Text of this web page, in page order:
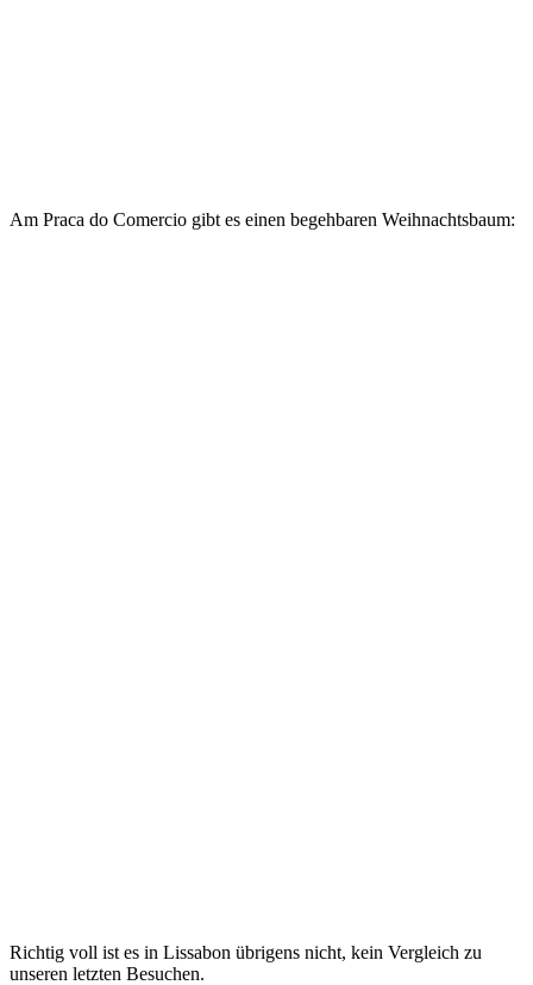
Am Praca do Comercio gibt es einen begehbaren Weihnachtsbaum:
Richtig voll ist es in Lissabon übrigens nicht, kein Vergleich zu
unseren letzten Besuchen.